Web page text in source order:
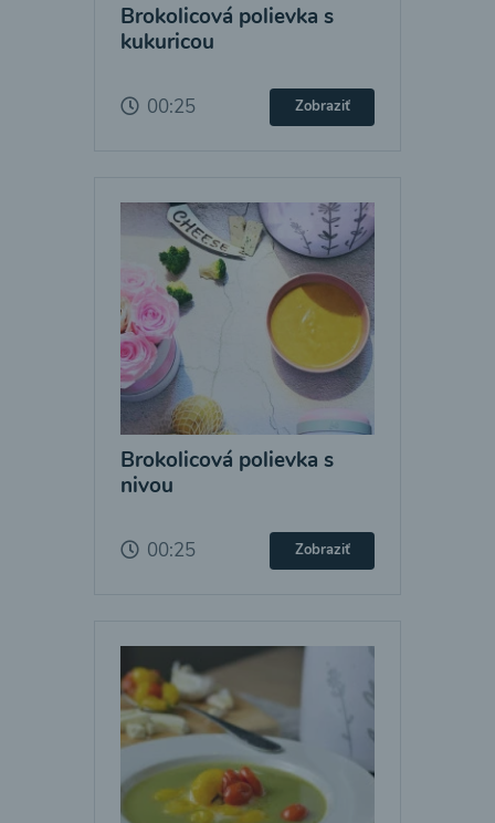
Brokolicová polievka s
kukuricou
00:25 Zobraziť
Brokolicová polievka s
nivou
00:25 Zobraziť